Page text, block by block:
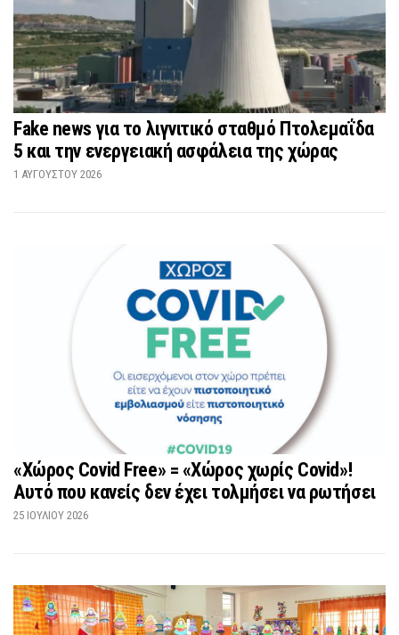
Fake news για το λιγνιτικό σταθμό Πτολεμαΐδα
5 και την ενεργειακή ασφάλεια της χώρας
1 ΑΥΓΟΎΣΤΟΥ 2026
«Χώρος Covid Free» = «Χώρος χωρίς Covid»!
Αυτό που κανείς δεν έχει τολμήσει να ρωτήσει
25 ΙΟΥΛΊΟΥ 2026